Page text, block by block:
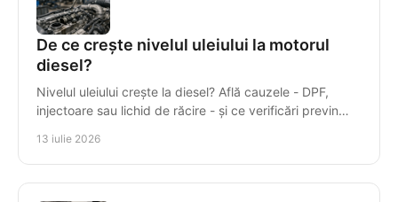
De ce crește nivelul uleiului la motorul
diesel?
Nivelul uleiului crește la diesel? Află cauzele - DPF,
injectoare sau lichid de răcire - și ce verificări previn
13 iulie 2026